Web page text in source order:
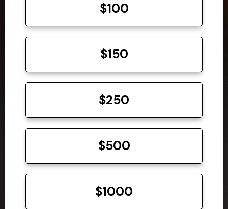
$100
$150
$250
$500
$1000